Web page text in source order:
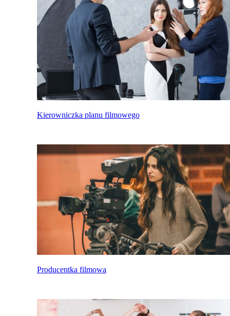
Kierowniczka planu filmowego
Producentka filmowa